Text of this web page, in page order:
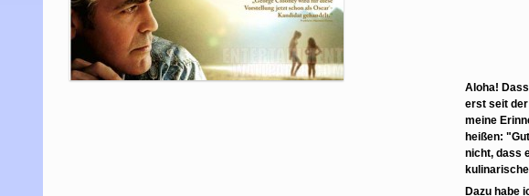
Aloha!
erst seit
meine
heißen:
nicht, dass
Dazu habe